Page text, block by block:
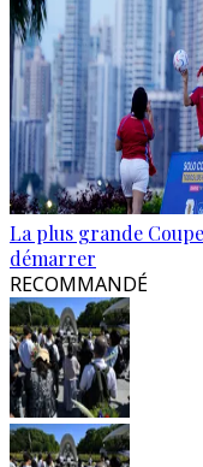
La plus grande
démarrer
RECOMMANDÉ